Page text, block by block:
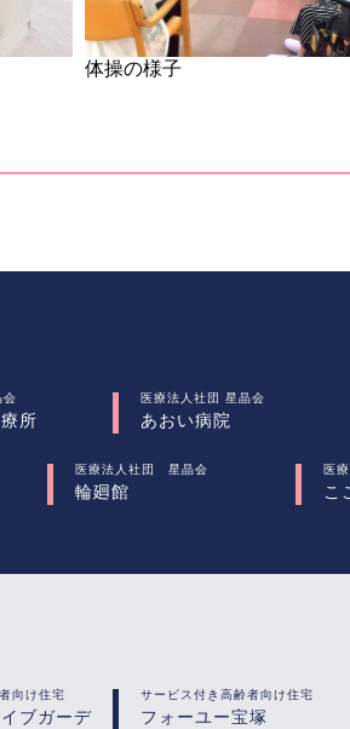
体操の様子
会
所
医療法人社団 星晶会
あおい病院
医療法人社団 星晶会
輪廻館
医
こ
向け住宅
ブガーデ
サービス付き高齢者向け住宅
フォーユー宝塚